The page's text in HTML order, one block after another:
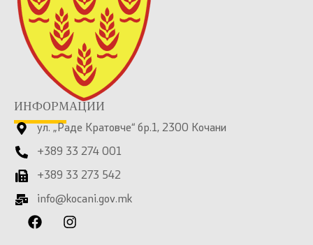
ИНФОРМАЦИИ
ул. „Раде Кратовче“ бр.1, 2300 Кочани
+389 33 274 001
+389 33 273 542
info@kocani.gov.mk